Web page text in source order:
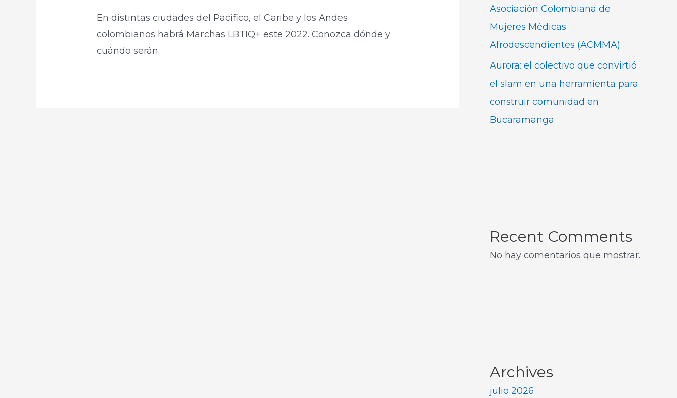
En distintas ciudades del Pacífico, el Caribe y los Andes
colombianos habrá Marchas LBTIQ+ este 2022. Conozca dónde y
cuándo serán.
Asociación Colombiana de
Mujeres Médicas
Afrodescendientes (ACMMA)
Aurora: el colectivo que convirtió
el slam en una herramienta para
construir comunidad en
Bucaramanga
Recent Comments
No hay comentarios que mostrar.
Archives
julio 2026